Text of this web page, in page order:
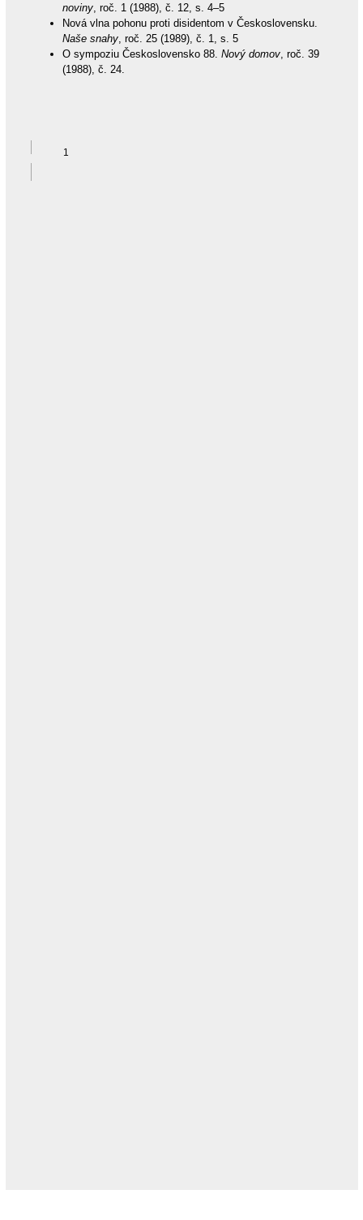
noviny, roč. 1 (1988), č. 12, s. 4–5
Nová vlna pohonu proti disidentom v Československu.
Naše snahy, roč. 25 (1989), č. 1, s. 5
O sympoziu Československo 88. Nový domov, roč. 39
(1988), č. 24.